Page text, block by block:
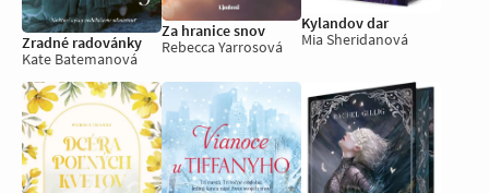
Zradné radovánky
Kate Batemanová
Za hranice snov
Rebecca Yarrosová
Kylandov dar
Mia Sheridanová